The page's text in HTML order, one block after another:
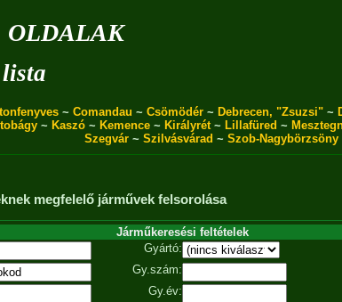
oldalak
~ Comandau ~ Csömödér~ Debrecen, "Zsuzsi"~
~ Kaszó~ Kemence~ Királyrét~ Lillafüred ~
Szegvár ~ Szilvásvárad ~ Szob-Nagybörzsöny
megfelelő járművek felsorolása
Járműkeresési feltételek
Gyártó:
Gy.szám:
Gy.év: